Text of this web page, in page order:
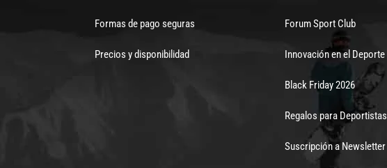
Formas de pago seguras
Precios y disponibilidad
Forum Sport Club
Innovación en el Deporte
Black Friday 2026
Regalos para Deportistas
Suscripción a Newsletter